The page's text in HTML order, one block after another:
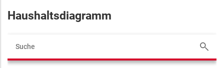
Haushaltsdiagramm